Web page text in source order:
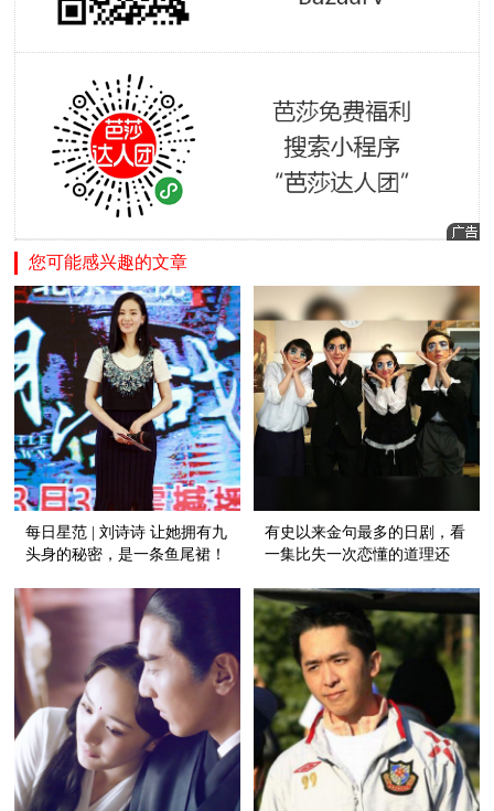
您可能感兴趣的文章
每日星范 | 刘诗诗 让她拥有九
头身的秘密，是一条鱼尾裙！
有史以来金句最多的日剧，看
一集比失一次恋懂的道理还